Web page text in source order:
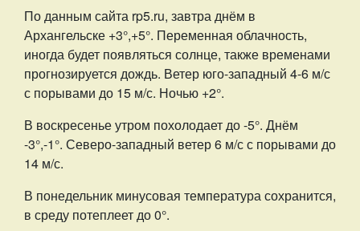
По данным сайта rp5.ru, завтра днём в
Архангельске +3°,+5°. Переменная облачность,
иногда будет появляться солнце, также временами
прогнозируется дождь. Ветер юго-западный 4-6 м/с
с порывами до 15 м/с. Ночью +2°.
В воскресенье утром похолодает до -5°. Днём
-3°,-1°. Северо-западный ветер 6 м/с с порывами до
14 м/с.
В понедельник минусовая температура сохранится,
в среду потеплеет до 0°.